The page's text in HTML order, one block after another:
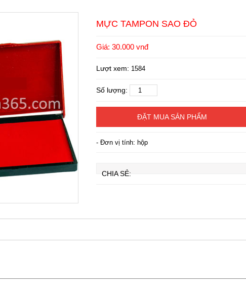
MỰC TAMPON SAO ĐỎ
Giá: 30.000 vnđ
Lượt xem: 1584
Số lượng:
ĐẶT MUA SẢN PHẨM
- Đơn vị tính: hộp
CHIA SẺ: